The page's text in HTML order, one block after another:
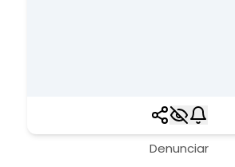
Denunciar